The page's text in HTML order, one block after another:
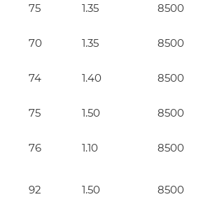
75 1.35 8500
70 1.35 8500
74 1.40 8500
75 1.50 8500
76 1.10 8500
92 1.50 8500